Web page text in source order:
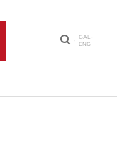
·
GAL-
ENG